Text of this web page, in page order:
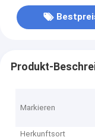
Produkt-
Markieren
Herkunftsort